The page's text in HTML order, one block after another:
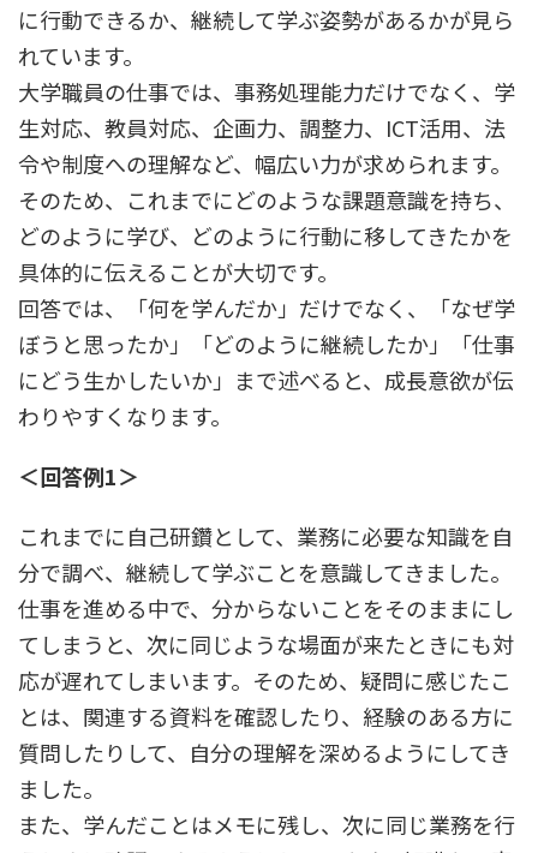
に行動できるか、継続して学ぶ姿勢があるかが見ら
れています。
大学職員の仕事では、事務処理能力だけでなく、学
生対応、教員対応、企画力、調整力、ICT活用、法
令や制度への理解など、幅広い力が求められます。
そのため、これまでにどのような課題意識を持ち、
どのように学び、どのように行動に移してきたかを
具体的に伝えることが大切です。
回答では、「何を学んだか」だけでなく、「なぜ学
ぼうと思ったか」「どのように継続したか」「仕事
にどう生かしたいか」まで述べると、成長意欲が伝
わりやすくなります。
＜回答例1＞
これまでに自己研鑽として、業務に必要な知識を自
分で調べ、継続して学ぶことを意識してきました。
仕事を進める中で、分からないことをそのままにし
てしまうと、次に同じような場面が来たときにも対
応が遅れてしまいます。そのため、疑問に感じたこ
とは、関連する資料を確認したり、経験のある方に
質問したりして、自分の理解を深めるようにしてき
ました。
また、学んだことはメモに残し、次に同じ業務を行